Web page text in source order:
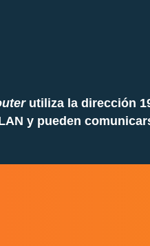
utiliza la dirección
y pueden